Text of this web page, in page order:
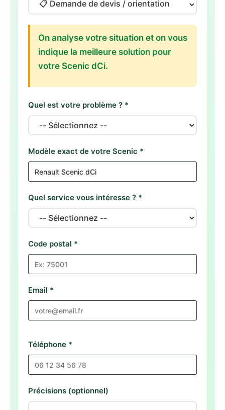
On analyse votre situation et on vous
indique la meilleure solution pour
votre Scenic dCi.
Quel est votre problème ? *
Modèle exact de votre Scenic *
Quel service vous intéresse ? *
Code postal *
Email *
Téléphone *
Précisions (optionnel)